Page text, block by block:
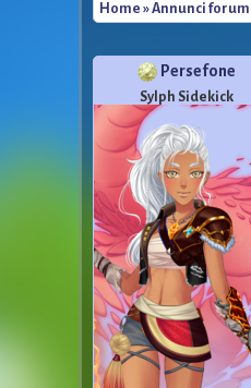
Home »Annunci forum
Persefone
Sylph Sidekick